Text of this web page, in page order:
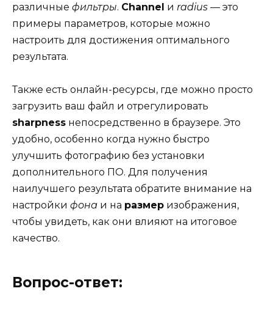
различные фильтры. Channel и radius — это
примеры параметров, которые можно
настроить для достижения оптимального
результата.
Также есть онлайн-ресурсы, где можно просто
загрузить ваш файл и отрегулировать
sharpness непосредственно в браузере. Это
удобно, особенно когда нужно быстро
улучшить фотографию без установки
дополнительного ПО. Для получения
наилучшего результата обратите внимание на
настройки фона и на размер изображения,
чтобы увидеть, как они влияют на итоговое
качество.
Вопрос-ответ: